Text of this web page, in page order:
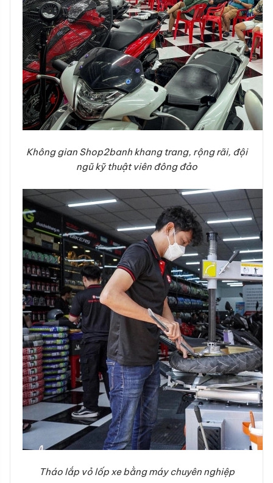
Không gian Shop2banh khang trang, rộng rãi, đội
ngũ kỹ thuật viên đông đảo
Tháo lắp vỏ lốp xe bằng máy chuyên nghiệp